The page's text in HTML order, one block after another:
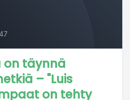
on täynnä
– "Luis
on tehty